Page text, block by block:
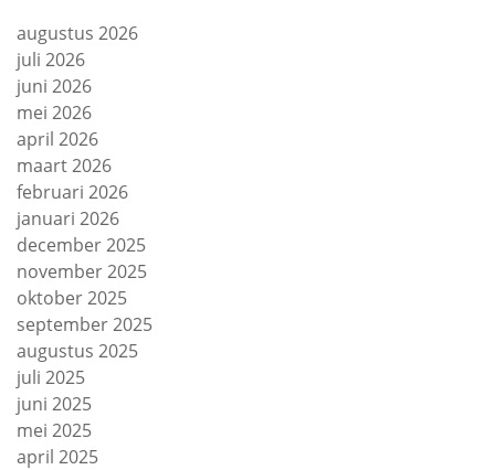
augustus 2026
juli 2026
juni 2026
mei 2026
april 2026
maart 2026
februari 2026
januari 2026
december 2025
november 2025
oktober 2025
september 2025
augustus 2025
juli 2025
juni 2025
mei 2025
april 2025